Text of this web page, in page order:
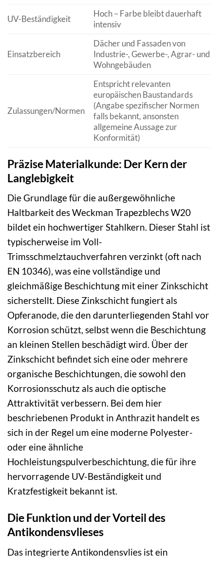
UV-Beständigkeit
Hoch – Farbe bleibt dauerhaft
intensiv
Einsatzbereich
Dächer und Fassaden von
Industrie-, Gewerbe-, Agrar- und
Wohngebäuden
Zulassungen/Normen
Entspricht relevanten
europäischen Baustandards
(Angabe spezifischer Normen
falls bekannt, ansonsten
allgemeine Aussage zur
Konformität)
Präzise Materialkunde: Der Kern der
Langlebigkeit
Die Grundlage für die außergewöhnliche
Haltbarkeit des Weckman Trapezblechs W20
bildet ein hochwertiger Stahlkern. Dieser Stahl ist
typischerweise im Voll-
Trimsschmelztauchverfahren verzinkt (oft nach
EN 10346), was eine vollständige und
gleichmäßige Beschichtung mit einer Zinkschicht
sicherstellt. Diese Zinkschicht fungiert als
Opferanode, die den darunterliegenden Stahl vor
Korrosion schützt, selbst wenn die Beschichtung
an kleinen Stellen beschädigt wird. Über der
Zinkschicht befindet sich eine oder mehrere
organische Beschichtungen, die sowohl den
Korrosionsschutz als auch die optische
Attraktivität verbessern. Bei dem hier
beschriebenen Produkt in Anthrazit handelt es
sich in der Regel um eine moderne Polyester-
oder eine ähnliche
Hochleistungspulverbeschichtung, die für ihre
hervorragende UV-Beständigkeit und
Kratzfestigkeit bekannt ist.
Die Funktion und der Vorteil des
Antikondensvlieses
Das integrierte Antikondensvlies ist ein